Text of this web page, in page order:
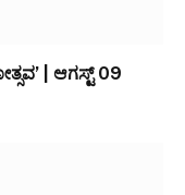
| ಆಗಸ್ಟ್ 09